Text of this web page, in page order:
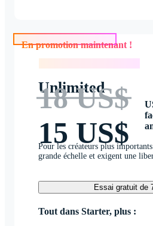
En promotion maintenant !
Unlimited
18 US$
15 US$
Pour les créateurs plus
grande échelle et exigent une
Essai gratuit de
Tout dans Starter, plus :